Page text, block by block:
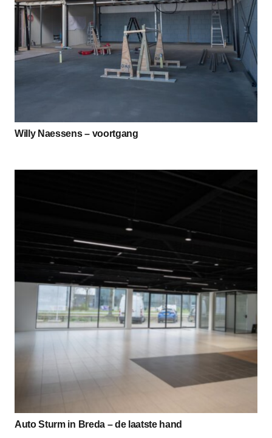
Willy Naessens – voortgang
Auto Sturm in Breda – de laatste hand